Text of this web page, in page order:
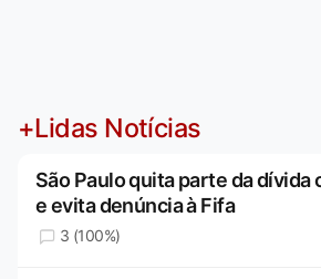
+Lidas Notícias
São Paulo quita parte da dívida
e evita denúncia à Fifa
3 (100%)